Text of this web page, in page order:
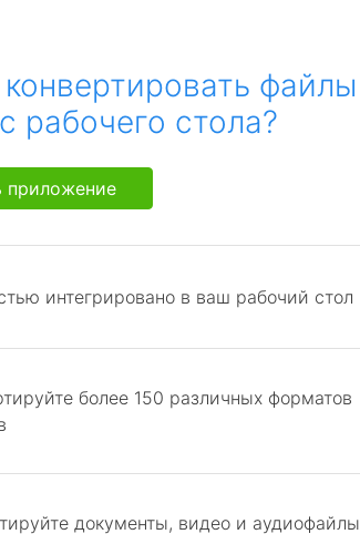
конвертировать файлы
рабочего стола?
приложение
интегрировано в ваш рабочий стол
более 150 различных форматов
документы, видео и аудиофайлы